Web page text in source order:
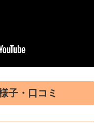
子・口コミ